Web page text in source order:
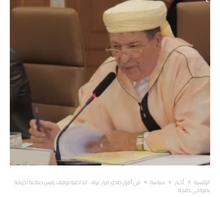
‫الرئيسية‬ أخبار سياسة
في أفق صدور قرار عزله.. الداخلية توقف رئيس جماعة اكزناية
بضواحي طنجة